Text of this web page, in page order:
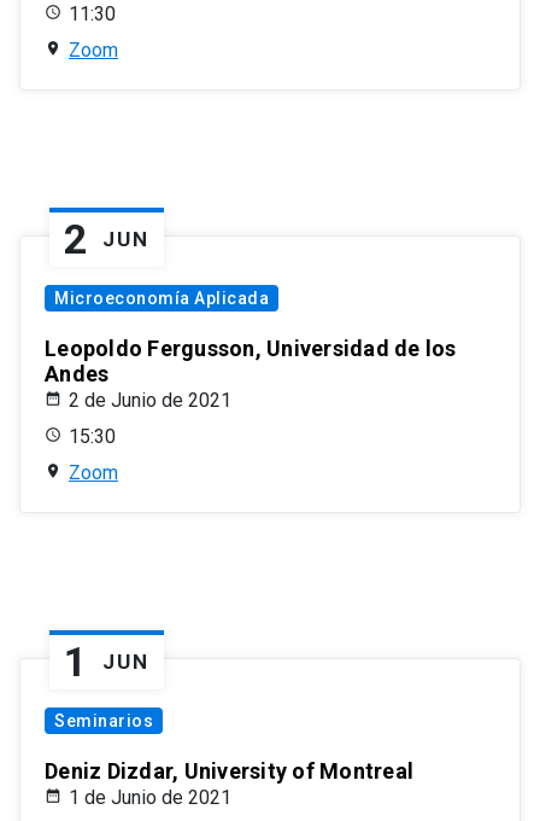
11:30
Zoom
2 JUN
Microeconomía Aplicada
Leopoldo Fergusson, Universidad de los
Andes
2 de Junio de 2021
15:30
Zoom
1 JUN
Seminarios
Deniz Dizdar, University of Montreal
1 de Junio de 2021